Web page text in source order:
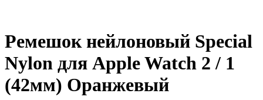
Ремешок нейлоновый Special
Nylon для Apple Watch 2 / 1
(42мм) Оранжевый